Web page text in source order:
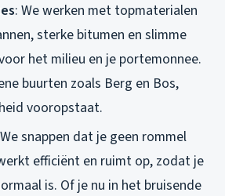
: We werken met topmaterialen
sterke bitumen en slimme
het milieu en je portemonnee.
buurten zoals Berg en Bos,
vooropstaat.
snappen dat je geen rommel
efficiënt en ruimt op, zodat je
is. Of je nu in het bruisende